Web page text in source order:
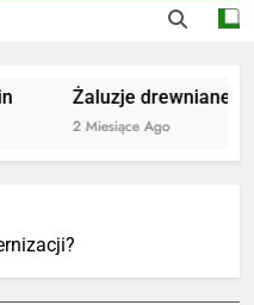
Żaluzje drewniane
2 Miesiące Ago